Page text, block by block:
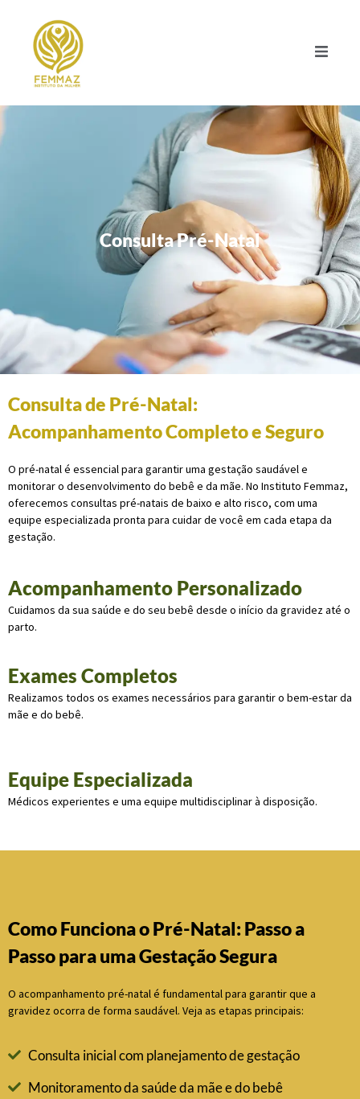
Consulta Pré-Natal
Consulta de Pré-Natal:
Acompanhamento Completo e Seguro
O pré-natal é essencial para garantir uma gestação saudável e
monitorar o desenvolvimento do bebê e da mãe. No Instituto Femmaz,
oferecemos consultas pré-natais de baixo e alto risco, com uma
equipe especializada pronta para cuidar de você em cada etapa da
gestação.
Acompanhamento Personalizado
Cuidamos da sua saúde e do seu bebê desde o início da gravidez até o
parto.
Exames Completos
Realizamos todos os exames necessários para garantir o bem-estar da
mãe e do bebê.
Equipe Especializada
Médicos experientes e uma equipe multidisciplinar à disposição.
Como Funciona o Pré-Natal: Passo a
Passo para uma Gestação Segura
O acompanhamento pré-natal é fundamental para garantir que a
gravidez ocorra de forma saudável. Veja as etapas principais:
Consulta inicial com planejamento de gestação
Monitoramento da saúde da mãe e do bebê